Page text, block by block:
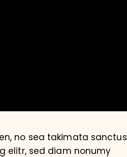
no sea takimata sanctus
elitr, sed diam nonumy